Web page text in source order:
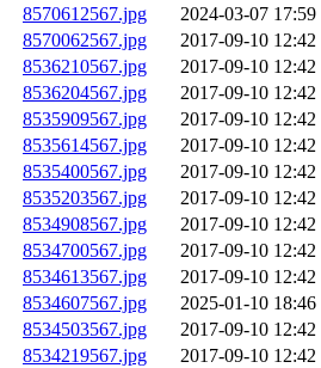
8570612567.jpg
2024-03-07 17:59
8570062567.jpg
2017-09-10 12:42
8536210567.jpg
2017-09-10 12:42
8536204567.jpg
2017-09-10 12:42
8535909567.jpg
2017-09-10 12:42
8535614567.jpg
2017-09-10 12:42
8535400567.jpg
2017-09-10 12:42
8535203567.jpg
2017-09-10 12:42
8534908567.jpg
2017-09-10 12:42
8534700567.jpg
2017-09-10 12:42
8534613567.jpg
2017-09-10 12:42
8534607567.jpg
2025-01-10 18:46
8534503567.jpg
2017-09-10 12:42
8534219567.jpg
2017-09-10 12:42